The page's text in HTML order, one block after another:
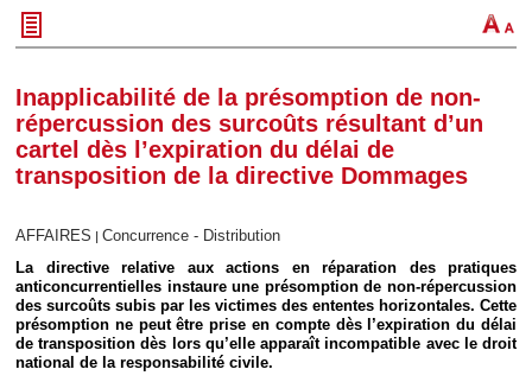
Inapplicabilité de la présomption de non-
répercussion des surcoûts résultant d’un
cartel dès l’expiration du délai de
transposition de la directive Dommages
AFFAIRES
Concurrence - Distribution
La directive relative aux actions en réparation des pratiques
anticoncurrentielles instaure une présomption de non-répercussion
des surcoûts subis par les victimes des ententes horizontales. Cette
présomption ne peut être prise en compte dès l’expiration du délai
de transposition dès lors qu’elle apparaît incompatible avec le droit
national de la responsabilité civile.